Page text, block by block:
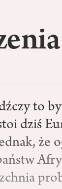
to
dziś
że